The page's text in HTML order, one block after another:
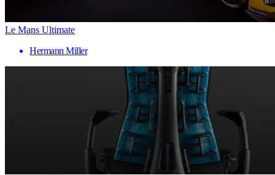
Le Mans Ultimate
Hermann Miller